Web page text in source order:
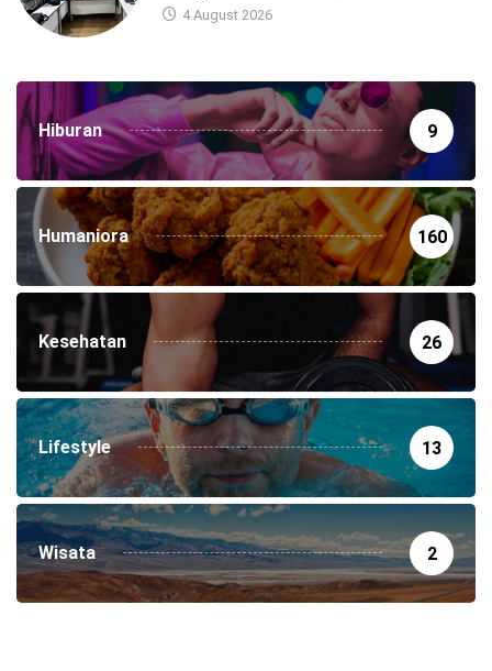
4 August 2026
Hiburan 9
Humaniora 160
Kesehatan 26
Lifestyle 13
Wisata 2